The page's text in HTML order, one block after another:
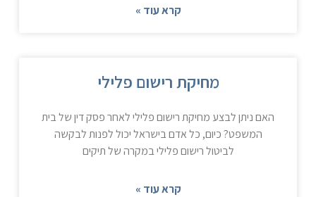
קרא עוד »
מחיקת רישום פלילי
האם ניתן לבצע מחיקת רישום פלילי לאחר פסק דין של בית
המשפט? כיום, כל אדם בישראל יכול לפנות לבקשה
לביטול רישום פלילי במקרה של תיקים
קרא עוד »